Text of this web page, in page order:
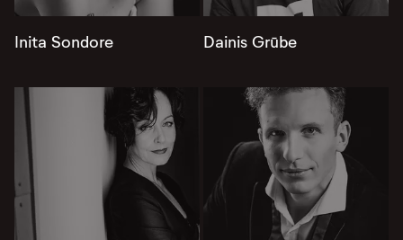
Inita Sondore Dainis Grūbe